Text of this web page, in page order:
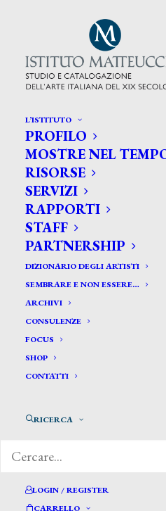
L’ISTITUTO
PROFILO
MOSTRE NEL
RISORSE
SERVIZI
RAPPORTI
STAFF
PARTNERSHIP
DIZIONARIO DEGLI ARTISTI
SEMBRARE E NON ESSERE…
ARCHIVI
CONSULENZE
FOCUS
SHOP
CONTATTI
RICERCA
LOGIN / REGISTER
CARRELLO
CERCA TRA GLI
Search
for:
Marussig Guido *
MARUSSIG GUIDO
Frequentò a Trieste il
Tito. Iniziò con l’esporre